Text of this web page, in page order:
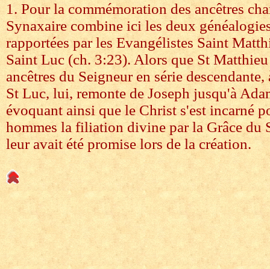
1. Pour la commémoration des ancêtres
Synaxaire combine ici les deux
rapportées par les Evangélistes Saint
Saint Luc (ch. 3:23). Alors que St
ancêtres du Seigneur en série
St Luc, lui, remonte de Joseph jusqu'à
évoquant ainsi que le Christ s'est incarné
hommes la filiation divine par la Grâce du
leur avait été promise lors de la création.